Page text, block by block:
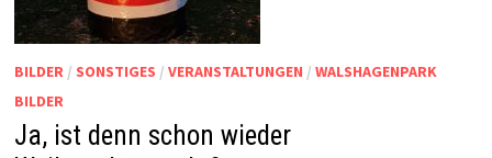
BILDER/ SONSTIGES / VERANSTALTUNGEN / WALSHAGENPARK
BILDER
Ja, ist denn schon wieder